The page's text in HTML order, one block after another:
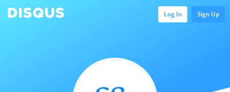
Log In Sign Up